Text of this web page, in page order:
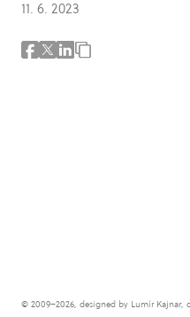
11. 6. 2023
© 2009–2026, designed by Lumír Kajnar,